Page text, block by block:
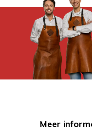
Meer